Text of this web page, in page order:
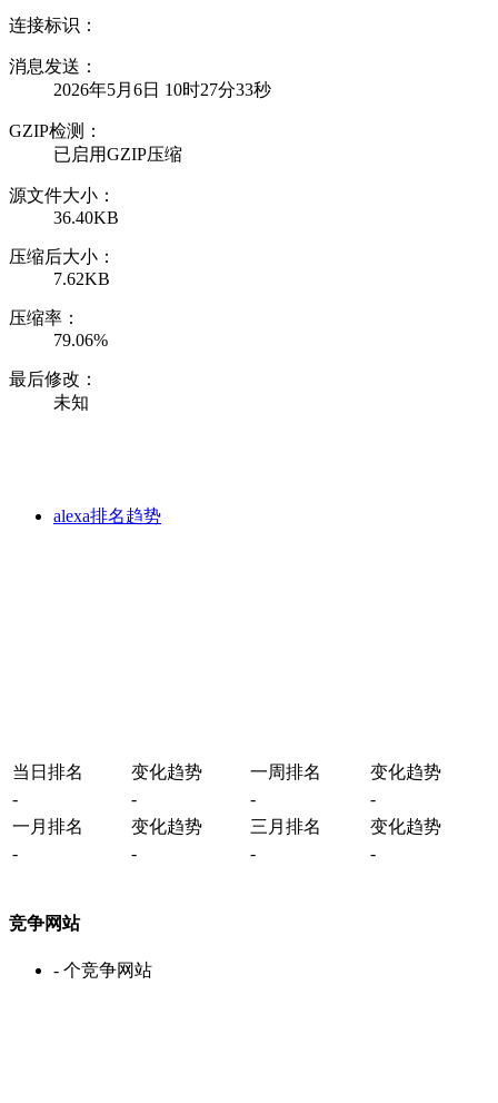
连接标识：
消息发送：
2026年5月6日 10时27分33秒
GZIP检测：
已启用GZIP压缩
源文件大小：
36.40KB
压缩后大小：
7.62KB
压缩率：
79.06%
最后修改：
未知
alexa排名趋势
当日排名 变化趋势 一周排名
变化趋势
-
- -
-
一月排名
变化趋势 三月排名
变化趋势
-
- - -
竞争网站
- 个竞争网站